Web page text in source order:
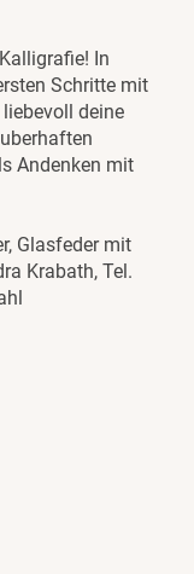
In
Schritte mit
deine
Andenken mit
Glasfeder mit
Krabath, Tel.